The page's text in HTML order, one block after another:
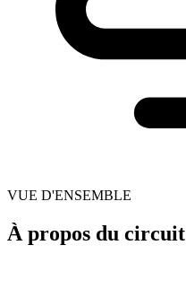
VUE D'ENSEMBLE
À propos du circuit